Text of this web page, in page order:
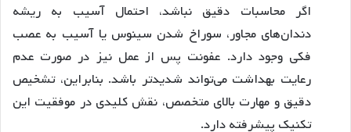
اگر محاسبات دقیق نباشد، احتمال آسیب به ریشه
دندان‌های مجاور، سوراخ شدن سینوس یا آسیب به عصب
فکی وجود دارد. عفونت پس از عمل نیز در صورت عدم
رعایت بهداشت می‌تواند شدیدتر باشد. بنابراین، تشخیص
دقیق و مهارت بالای متخصص، نقش کلیدی در موفقیت این
تکنیک پیشرفته دارد.